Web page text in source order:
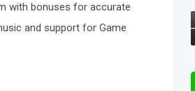
with bonuses for accurate
and support for Game